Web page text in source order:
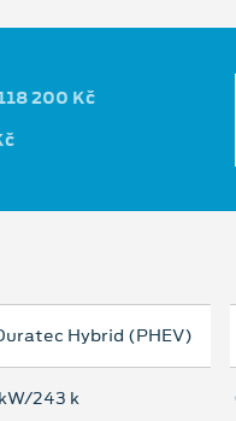
200 Kč
Hybrid (PHEV)
243 k